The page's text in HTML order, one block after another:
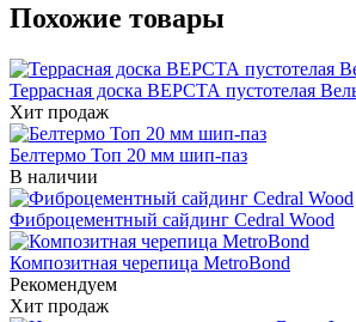
Похожие товары
Террасная доска ВЕРСТА пустотелая
Хит продаж
Белтермо Топ 20 мм шип-паз
В наличии
Фиброцементный сайдинг Cedral Wood
Композитная черепица MetroBond
Рекомендуем
Хит продаж